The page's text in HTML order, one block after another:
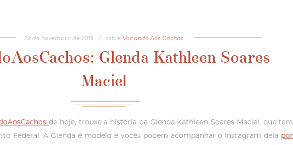
29 de novembro de 2019 / sobre Voltando Aos Cachos
Glenda Kathleen Soares
Maciel
de hoje, trouxe a história da Glenda Kathleen Soares Maciel, que tem
Federal. A Glenda é modelo e vocês podem acompanhar o Instagram dela por